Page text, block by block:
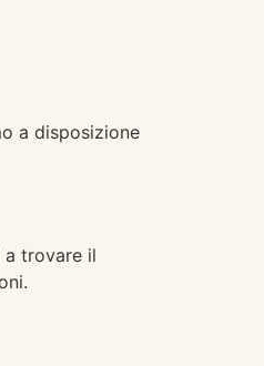
a disposizione
a trovare il